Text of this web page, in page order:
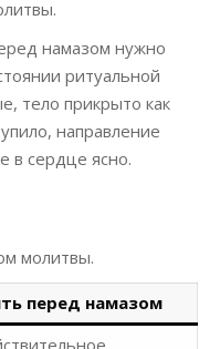
намазом нужно
ритуальной
тело прикрыто как
направление
в сердце ясно.
молитвы.
перед намазом